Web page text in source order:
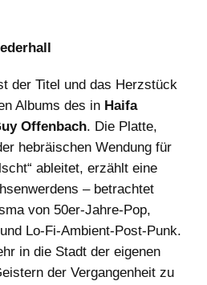
Albums des in Haifa
Offenbach. Die Platte,
hebräischen Wendung für
ableitet, erzählt eine
– betrachtet
von 50er-Jahre-Pop,
Lo-Fi-Ambient-Post-Punk.
in die Stadt der eigenen
der Vergangenheit zu